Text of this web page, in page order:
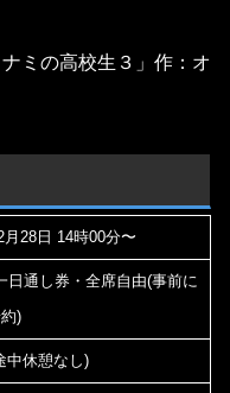
ミの高校生３」作：オ
月28日 14時00分〜
日通し券・全席自由(事前に
)
休憩なし)